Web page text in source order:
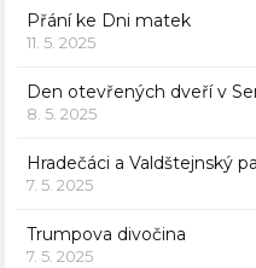
Přání ke Dni matek
11. 5. 2025
Den otevřených dveří v
8. 5. 2025
Hradečáci a Valdštejnský
7. 5. 2025
Trumpova divočina
7. 5. 2025